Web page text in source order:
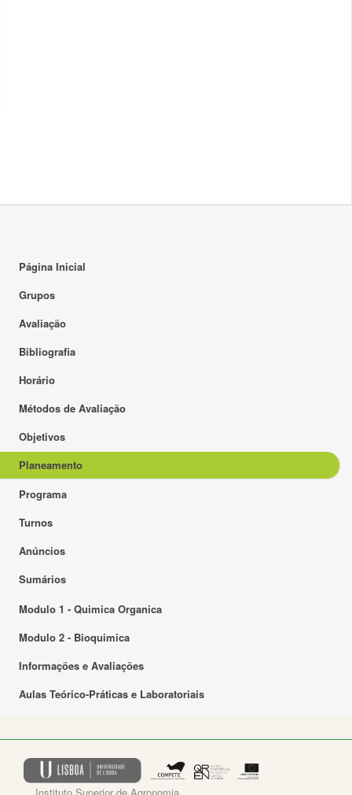
Página Inicial
Grupos
Avaliação
Bibliografia
Horário
Métodos de Avaliação
Objetivos
Planeamento
Programa
Turnos
Anúncios
Sumários
Modulo 1 - Quimica Organica
Modulo 2 - Bioquimica
Informações e Avaliações
Aulas Teórico-Práticas e Laboratoriais